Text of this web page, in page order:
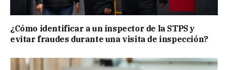
¿Cómo identificar a un inspector de la STPS y
evitar fraudes durante una visita de inspección?